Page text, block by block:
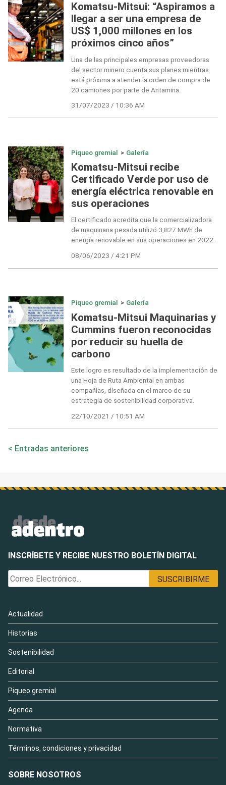
Komatsu-Mitsui: “Aspiramos a
llegar a ser una empresa de
US$ 1,000 millones en los
próximos cinco años”
Una de las principales empresas proveedoras
del sector minero cuenta sus planes mientras
está próxima a atender la orden de compra de
20 camiones por parte de Antamina.
31/07/2023 / 10:36 AM
Piqueo gremial > Galería
Komatsu-Mitsui recibe
Certificado Verde por uso de
energía eléctrica renovable en
sus operaciones
El certificado acredita que la comercializadora
de maquinaria pesada utilizó 3,827 MWh de
energía renovable en sus operaciones en 2022.
08/06/2023 / 4:21 PM
Piqueo gremial > Galería
Komatsu-Mitsui Maquinarias y
Cummins fueron reconocidas
por reducir su huella de
carbono
Este logro es resultado de la implementación de
una Hoja de Ruta Ambiental en ambas
compañías, diseñada en el marco de su
estrategia de sostenibilidad corporativa.
22/10/2021 / 10:51 AM
Navegación
Entradas anteriores
INSCRÍBETE Y RECIBE NUESTRO BOLETÍN DIGITAL
Actualidad
Historias
Sostenibilidad
Editorial
Piqueo gremial
Agenda
Normativa
Términos, condiciones y privacidad
SOBRE NOSOTROS